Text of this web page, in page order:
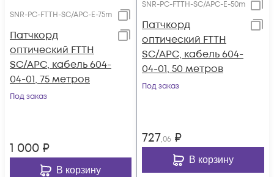
SNR-PC-FTTH-SC/APC-E-75m
Патчкорд
оптический FTTH
SC/APC, кабель 604-
04-01, 75 метров
Под заказ
1 000 ₽
В корзину
SNR-PC-FTTH-SC/APC-E-50m
Патчкорд
оптический FTTH
SC/APC, кабель 604-
04-01, 50 метров
Под заказ
727,06 ₽
В корзину